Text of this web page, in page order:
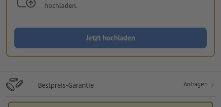
hochladen.
Jetzt hochladen
Bestpreis-Garantie Anfragen